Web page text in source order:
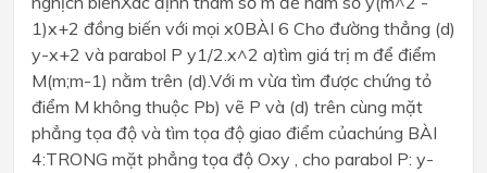
1)x+2 đồng biến với mọi x0BÀI 6 Cho đường thẳng (d)
y-x+2 và parabol P y1/2.x^2 a)tìm giá trị m để điểm
M(m;m-1) nằm trên (d).Với m vừa tìm được chứng tỏ
điểm M không thuộc Pb) vẽ P và (d) trên cùng mặt
phẳng tọa độ và tìm tọa độ giao điểm củachúng BÀI
4:TRONG mặt phẳng tọa độ Oxy , cho parabol P: y-